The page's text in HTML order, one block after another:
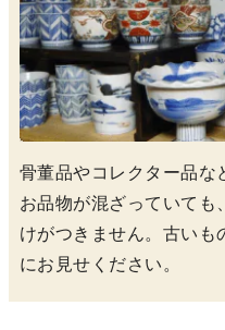
骨董品やコレクター品な
お品物が混ざっていても
けがつきません。古いも
にお見せください。